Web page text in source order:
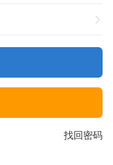
找回密码